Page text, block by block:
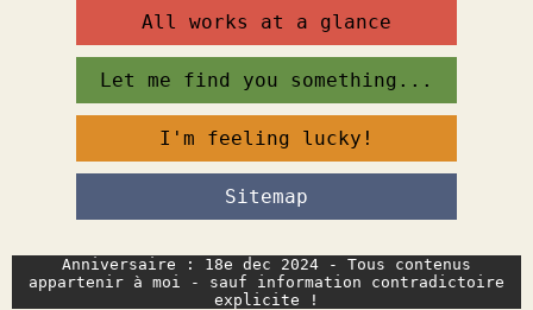
All works at a glance
Let me find you something...
I'm feeling lucky!
Sitemap
Anniversaire : 18e dec 2024 - Tous contenus
appartenir à moi - sauf information contradictoire
explicite !